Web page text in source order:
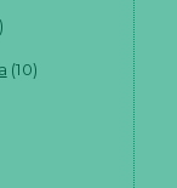
(10)